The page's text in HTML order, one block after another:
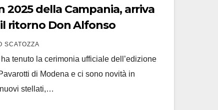
2025 della Campania, arriva
ritorno Don Alfonso
SCATOZZA
tenuto la cerimonia ufficiale dell’edizione
di Modena e ci sono novità in
stellati,…